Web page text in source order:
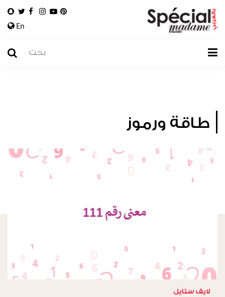
En
طاقة ورموز
لايف ستايل